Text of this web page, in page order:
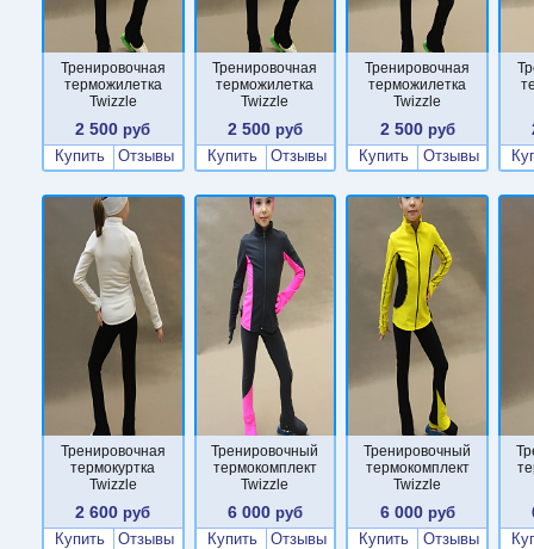
Тренировочная
терможилетка
Twizzle
2 500 руб
Купить
Отзывы
Тренировочная
терможилетка
Twizzle
2 500 руб
Купить
Отзывы
Тренировочная
терможилетка
Twizzle
2 500руб
Купить
Отзывы
Тренировочная
термокуртка
Twizzle
2 600 руб
Купить
Отзывы
Тренировочный
термокомплект
Twizzle
6 000 руб
Купить
Отзывы
Тренировочный
термокомплект
Twizzle
6 000руб
Купить
Отзывы